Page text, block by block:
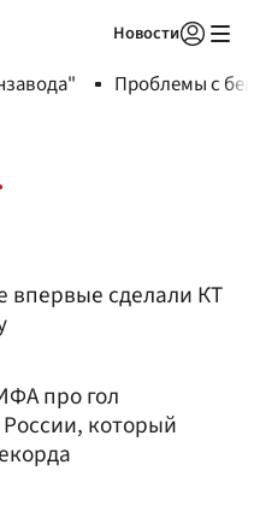
Новости
Проблемы с
впервые сделали КТ
про гол
который